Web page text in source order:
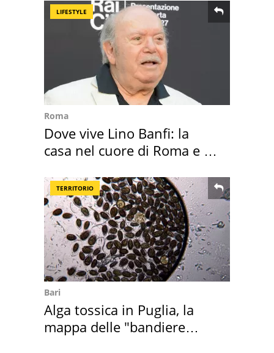
LIFESTYLE
Roma
Dove vive Lino Banfi: la
casa nel cuore di Roma e i
TERRITORIO
Bari
Alga tossica in Puglia, la
mappa delle "bandiere